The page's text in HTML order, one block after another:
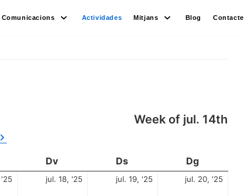
Comunicacions Actividades Mitjans Blog Contacte
Week of jul. 14th
Dv Ds Dg
'25 jul. 18, '25 jul. 19, '25 jul. 20, '25